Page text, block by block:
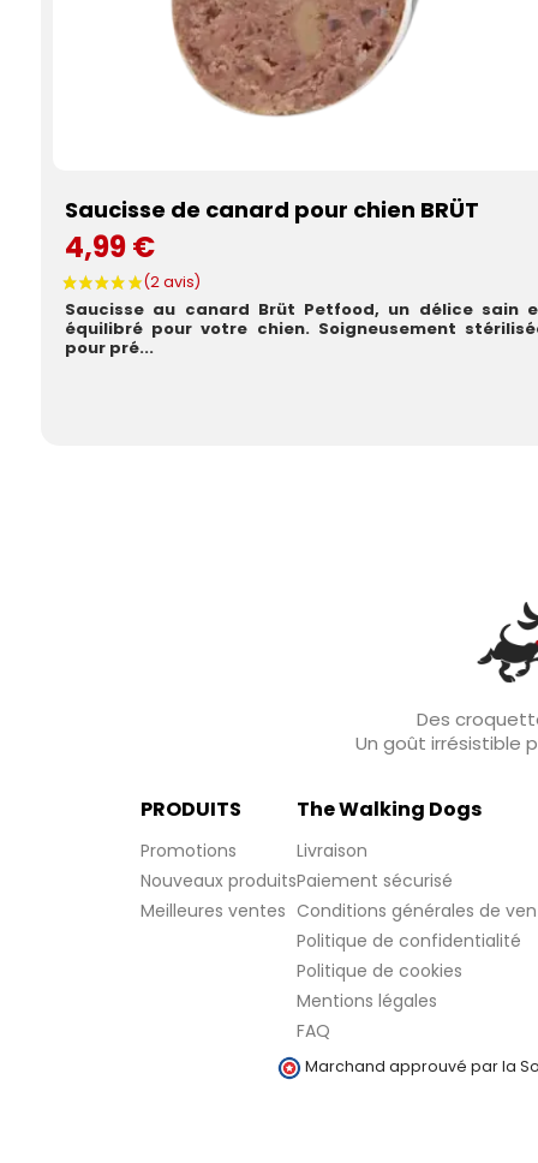
Saucisse de canard pour chien BRÜT
4,99 €
Saucisse au canard Brüt Petfood, un délice sain
équilibré pour votre chien. Soigneusement
pour pré...
Des
Un goût irrésistible
PRODUITS
Promotions
Nouveaux produits
Meilleures ventes
The Walking Dogs
Livraison
Paiement sécurisé
Conditions générales de
Politique de confidentialité
Politique de cookies
Mentions légales
FAQ
Marchand approuvé par la